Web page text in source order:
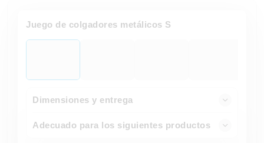
Juego de colgadores metálicos S
Dimensiones y entrega
Adecuado para los siguientes productos